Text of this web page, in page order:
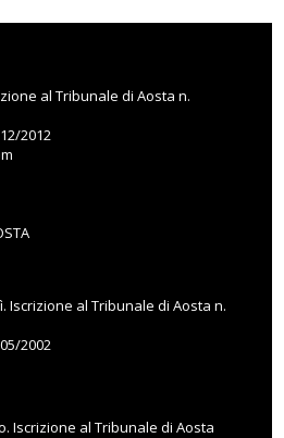
al Tribunale di Aosta n.
2012
Iscrizione al Tribunale di Aosta n.
2002
Iscrizione al Tribunale di Aosta